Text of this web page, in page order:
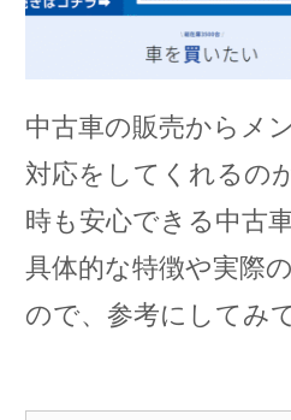
中古車の販売からメ
対応をしてくれるの
時も安心できる中古
具体的な特徴や実際
ので、参考にしてみ